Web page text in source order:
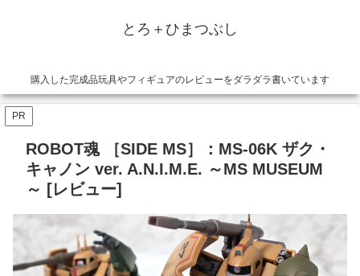
とろ＋ひまつぶし
購入した完成品玩具やフィギュアのレビューをダラダラ書いています
PR
ROBOT魂 ［SIDE MS］：MS-06K ザク・
キャノン ver. A.N.I.M.E. ～MS MUSEUM
～ [レビュー]